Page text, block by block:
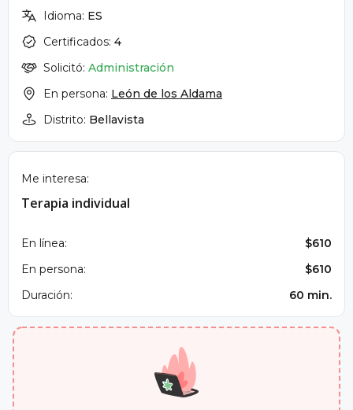
Idioma: ES
Certificados: 4
Solicitó: Administración
En persona: León de los Aldama
Distrito: Bellavista
Me interesa:
Terapia individual
En línea:
$610
En persona:
$610
Duración:
60 min.